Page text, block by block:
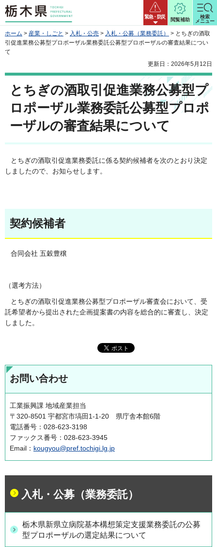
栃木県 緊急・防災
閲覧補助
検索
メニュー
ホーム > 産業・しごと > 入札・公売 > 入札・公募（業務委託）
> とちぎの酒取
引促進業務公募型プロポーザル業務委託公募型プロポーザルの審査結果につい
て
更新日：2026年5月12日
とちぎの酒取引促進業務公募型プ
ロポーザル業務委託公募型プロポ
ーザルの審査結果について
とちぎの酒取引促進業務委託に係る契約候補者を次のとおり決定
しましたので、お知らせします。
契約候補者
合同会社 五穀豊穣
（選考方法）
とちぎの酒取引促進業務公募型プロポーザル審査会において、受
託希望者から提出された企画提案書の内容を総合的に審査し、決定
しました。
お問い合わせ
工業振興課 地域産業担当
〒320-8501 宇都宮市塙田1-1-20 県庁舎本館6階
電話番号：028-623-3198
ファックス番号：028-623-3945
Email： kougyou@pref.tochigi.lg.jp
入札・公募（業務委託）
栃木県新県立病院基本構想策定支援業務委託の公募
型プロポーザルの選定結果について